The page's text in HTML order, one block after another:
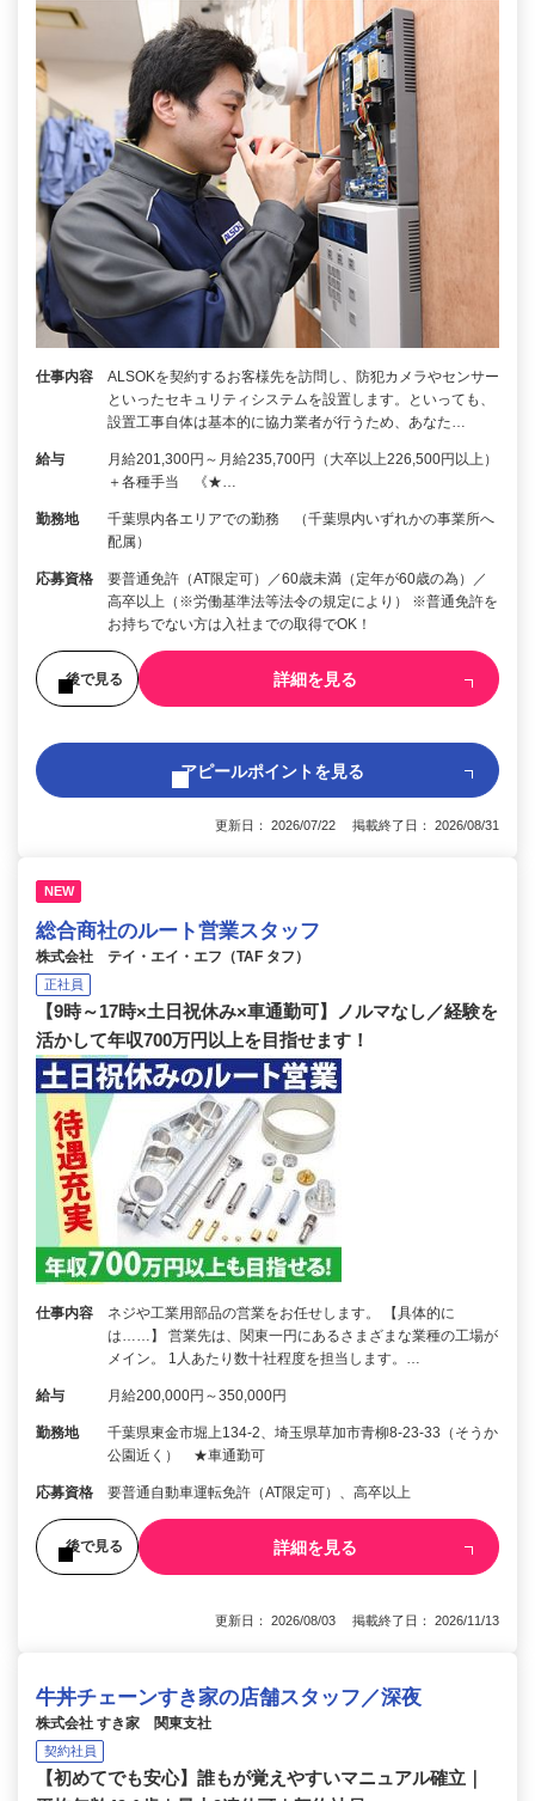
仕事内容
ALSOKを契約するお客様先を訪問し、防犯カメラやセンサー
といったセキュリティシステムを設置します。といっても、
設置工事自体は基本的に協力業者が行うため、あなた…
給与
月給201,300円～月給235,700円（大卒以上226,500円以上）
＋各種手当 《★…
勤務地
千葉県内各エリアでの勤務 （千葉県内いずれかの事業所へ
配属）
応募資格
要普通免許（AT限定可）／60歳未満（定年が60歳の為）／
高卒以上（※労働基準法等法令の規定により） ※普通免許を
お持ちでない方は入社までの取得でOK！
後で見る 詳細を見る
アピールポイントを見る
更新日： 2026/07/22 掲載終了日： 2026/08/31
NEW
総合商社のルート営業スタッフ
株式会社 テイ・エイ・エフ（TAF タフ）
正社員
【9時～17時×土日祝休み×車通勤可】ノルマなし／経験を
活かして年収700万円以上を目指せます！
仕事内容
ネジや工業用部品の営業をお任せします。 【具体的に
は……】 営業先は、関東一円にあるさまざまな業種の工場が
メイン。 1人あたり数十社程度を担当します。…
給与 月給200,000円～350,000円
勤務地
千葉県東金市堀上134-2、埼玉県草加市青柳8-23-33（そうか
公園近く） ★車通勤可
応募資格 要普通自動車運転免許（AT限定可）、高卒以上
後で見る 詳細を見る
更新日： 2026/08/03 掲載終了日： 2026/11/13
牛丼チェーンすき家の店舗スタッフ／深夜
株式会社 すき家 関東支社
契約社員
【初めてでも安心】誰もが覚えやすいマニュアル確立｜